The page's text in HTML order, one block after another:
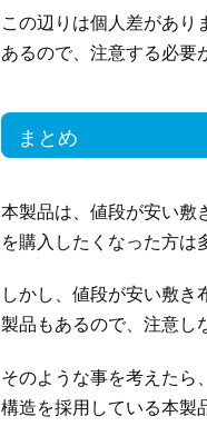
この辺りは個人差があり
あるので、注意する必要
まとめ
本製品は、値段が安い敷
を購入したくなった方は
しかし、値段が安い敷き
製品もあるので、注意し
そのような事を考えたら
構造を採用している本製